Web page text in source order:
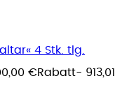
4 Stk. tlg.
€Rabatt- 913,01